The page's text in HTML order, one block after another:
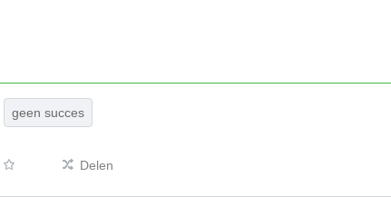
geen succes
Delen